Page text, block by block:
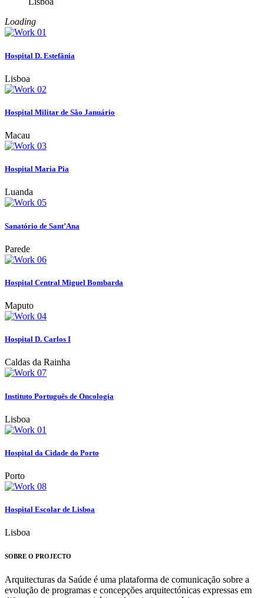
Loading
Hospital D. Estefânia
Lisboa
Hospital Militar de São Januário
Macau
Hospital Maria Pia
Luanda
Sanatório de Sant’Ana
Parede
Hospital Central Miguel Bombarda
Maputo
Hospital D. Carlos I
Caldas da Rainha
Instituto Português de Oncologia
Lisboa
Hospital da Cidade do Porto
Porto
Hospital Escolar de Lisboa
Lisboa
SOBRE O PROJECTO
Arquitecturas da Saúde é uma plataforma de comunicação sobre a
evolução de programas e concepções arquitectónicas expressas em